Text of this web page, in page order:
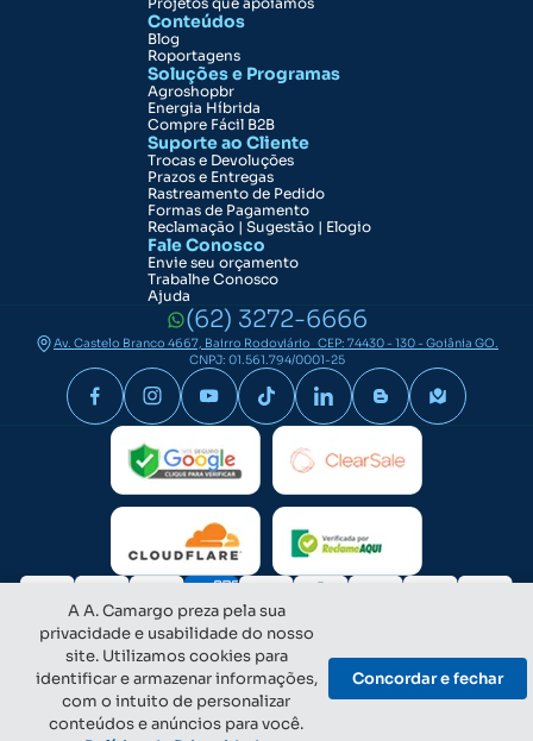
Conteúdos
Blog
Roportagens
Soluções e Programas
Agroshopbr
Energia Híbrida
Compre Fácil B2B
Suporte ao Cliente
Trocas e Devoluções
Prazos e Entregas
Rastreamento de Pedido
Formas de Pagamento
Reclamação | Sugestão | Elogio
Fale Conosco
Envie seu orçamento
Trabalhe Conosco
Ajuda
(62) 3272-6666
Av. Castelo Branco 4667, Bairro Rodoviário CEP: 74430 - 130 - Goiânia GO.
CNPJ: 01.561.794/0001-25
A A. Camargo preza pela sua
privacidade e usabilidade do nosso
site. Utilizamos cookies para
identificar e armazenar informações,
com o intuito de personalizar
conteúdos e anúncios para você.
Concordar e fechar